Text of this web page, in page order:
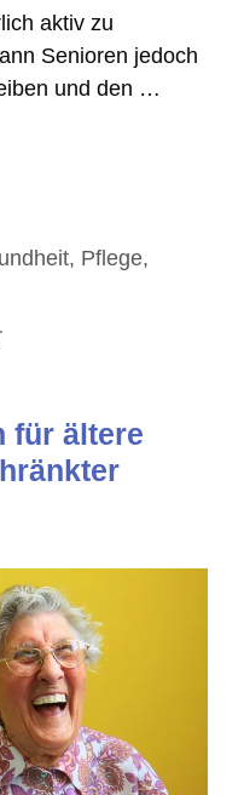
aktiv zu
Senioren jedoch
und den …
, Pflege,
für ältere